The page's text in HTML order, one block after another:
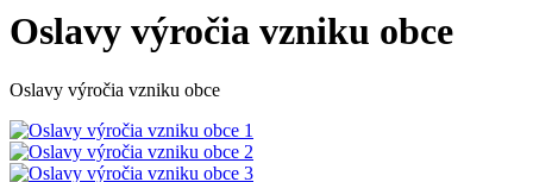
Oslavy výročia vzniku obce
Oslavy výročia vzniku obce